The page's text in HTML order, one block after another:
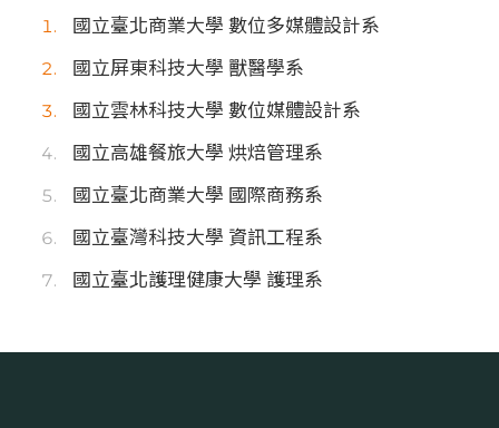
國立臺北商業大學 數位多媒體設計系
國立屏東科技大學 獸醫學系
國立雲林科技大學 數位媒體設計系
國立高雄餐旅大學 烘焙管理系
國立臺北商業大學 國際商務系
國立臺灣科技大學 資訊工程系
國立臺北護理健康大學 護理系